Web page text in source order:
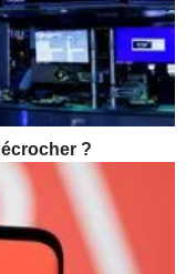
?